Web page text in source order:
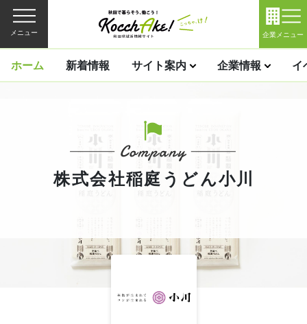
メニュー 企業メニュー
ホーム 新着情報 サイト案内 企業情報 イ
株式会社稲庭うどん小川